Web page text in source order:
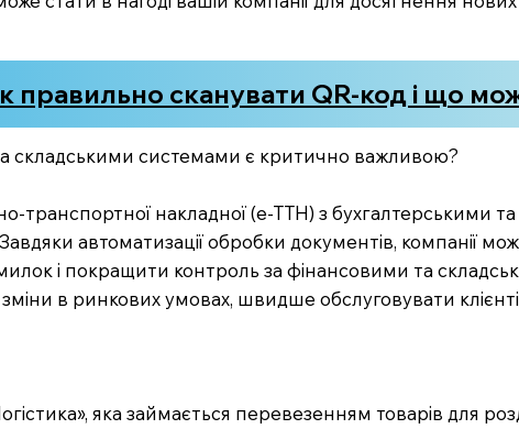
правильно сканувати QR-код і що
складськими системами є критично важливою?
транспортної накладної (е-ТТН) з бухгалтерськими
автоматизації обробки документів, компанії
і покращити контроль за фінансовими та
в ринкових умовах, швидше обслуговувати
яка займається перевезенням товарів для